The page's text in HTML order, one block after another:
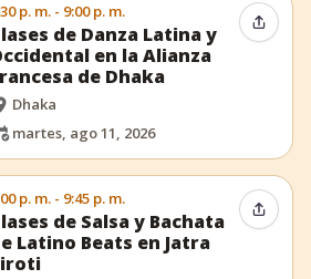
p. m. - 9:00 p. m.
de Danza Latina y
en la Alianza
de Dhaka
Dhaka
martes, ago 11, 2026
p. m. - 9:45 p. m.
de Salsa y Bachata
Latino Beats en Jatra